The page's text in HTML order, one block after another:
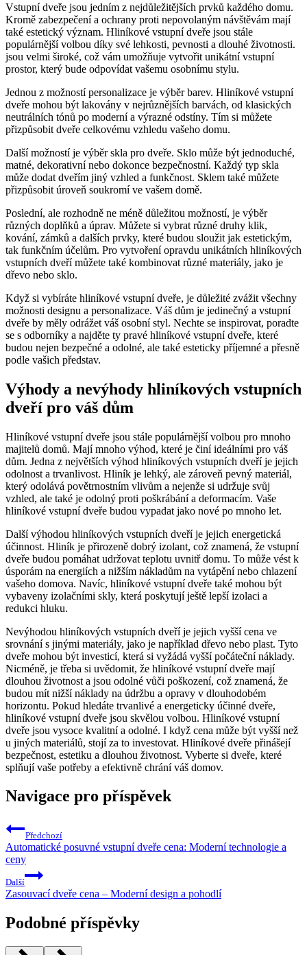
Vstupní dveře jsou jedním z nejdůležitějších prvků každého domu.
Kromě zabezpečení a ochrany proti nepovolaným návštěvám mají
také estetický význam. Hliníkové vstupní dveře jsou stále
populárnější volbou díky své lehkosti, pevnosti a dlouhé životnosti.
jsou velmi široké, což vám umožňuje vytvořit unikátní vstupní
prostor, který bude odpovídat vašemu osobnímu stylu.
Jednou z možností personalizace je výběr barev. Hliníkové vstupní
dveře mohou být lakovány v nejrůznějších barvách, od klasických
neutrálních tónů po moderní a výrazné odstíny. Tím si můžete
přizpůsobit dveře celkovému vzhledu vašeho domu.
Další možností je výběr skla pro dveře. Sklo může být jednoduché,
matné, dekorativní nebo dokonce bezpečnostní. Každý typ skla
může dodat dveřím jiný vzhled a funkčnost. Sklem také můžete
přizpůsobit úroveň soukromí ve vašem domě.
Poslední, ale rozhodně ne méně důležitou možností, je výběr
různých doplňků a úprav. Můžete si vybrat různé druhy klik,
kování, zámků a dalších prvky, které budou sloužit jak estetickým,
tak funkčním účelům. Pro vytvoření opravdu unikátních hliníkových
vstupních dveří můžete také kombinovat různé materiály, jako je
dřevo nebo sklo.
Když si vybíráte hliníkové vstupní dveře, je důležité zvážit všechny
možnosti designu a personalizace. Váš dům je jedinečný a vstupní
dveře by měly odrážet váš osobní styl. Nechte se inspirovat, poradte
se s odborníky a najděte ty pravé hliníkové vstupní dveře, které
budou nejen bezpečné a odolné, ale také esteticky příjemné a přesně
podle vašich představ.
Výhody a nevýhody hliníkových vstupních
dveří pro váš dům
Hliníkové vstupní dveře jsou stále populárnější volbou pro mnoho
majitelů domů. Mají mnoho výhod, které je činí ideálními pro váš
dům. Jedna z největších výhod hliníkových vstupních dveří je jejich
odolnost a trvanlivost. Hliník je lehký, ale zároveň pevný materiál,
který odolává povětrnostním vlivům a nejenže si udržuje svůj
vzhled, ale také je odolný proti poškrábání a deformacím. Vaše
hliníkové vstupní dveře budou vypadat jako nové po mnoho let.
Další výhodou hliníkových vstupních dveří je jejich energetická
účinnost. Hliník je přirozeně dobrý izolant, což znamená, že vstupní
dveře budou pomáhat udržovat teplotu uvnitř domu. To může vést k
úsporám na energiích a nižším nákladům na vytápění nebo chlazení
vašeho domova. Navíc, hliníkové vstupní dveře také mohou být
vybaveny izolačními skly, která poskytují ještě lepší izolaci a
redukci hluku.
Nevýhodou hliníkových vstupních dveří je jejich vyšší cena ve
srovnání s jinými materiály, jako je například dřevo nebo plast. Tyto
dveře mohou být investicí, která si vyžádá vyšší počáteční náklady.
Nicméně, je třeba si uvědomit, že hliníkové vstupní dveře mají
dlouhou životnost a jsou odolné vůči poškození, což znamená, že
budou mít nižší náklady na údržbu a opravy v dlouhodobém
horizontu. Pokud hledáte trvanlivé a energeticky účinné dveře,
hliníkové vstupní dveře jsou skvělou volbou. Hliníkové vstupní
dveře jsou vysoce kvalitní a odolné. I když cena může být vyšší než
u jiných materiálů, stojí za to investovat. Hliníkové dveře přinášejí
bezpečnost, estetiku a dlouhou životnost. Vyberte si dveře, které
splňují vaše potřeby a efektivně chrání váš domov.
Navigace pro příspěvek
Předchozí
Automatické posuvné vstupní dveře cena: Moderní technologie a
ceny
Další
Zasouvací dveře cena – Moderní design a pohodlí
Podobné příspěvky